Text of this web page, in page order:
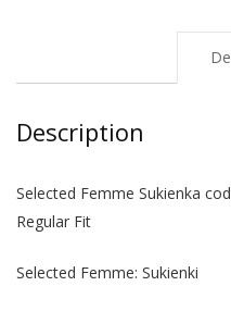
Description
Selected Femme Sukienka
Regular Fit
Selected Femme: Sukienki